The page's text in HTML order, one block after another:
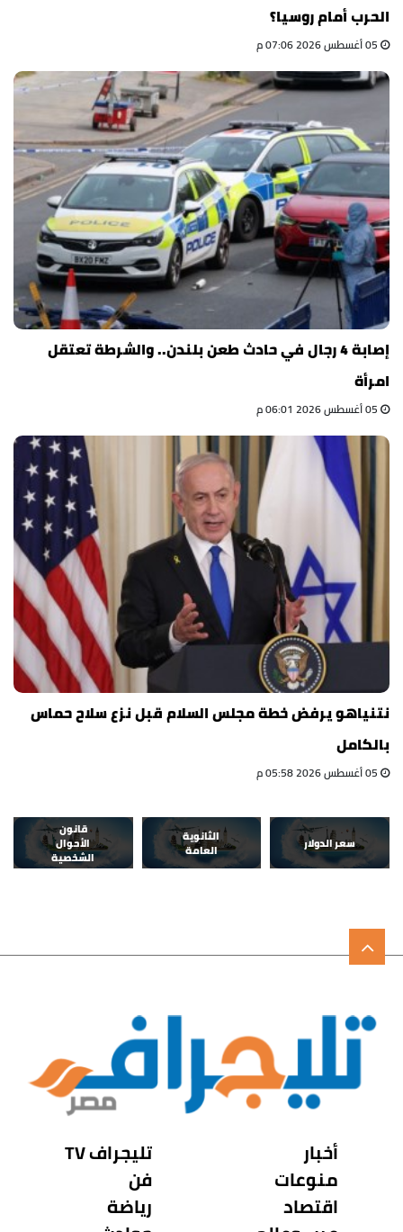
الحرب أمام روسيا؟
إصابة 4 رجال في حادث طعن بلندن.. والشرطة تعتقل
امرأة
نتنياهو يرفض خطة مجلس السلام قبل نزع سلاح حماس
بالكامل
سعر الدولار
الثانوية
العامة
قانون
الأحوال
الشخصية
أخبار
منوعات
اقتصاد
تليجراف TV
فن
رياضة